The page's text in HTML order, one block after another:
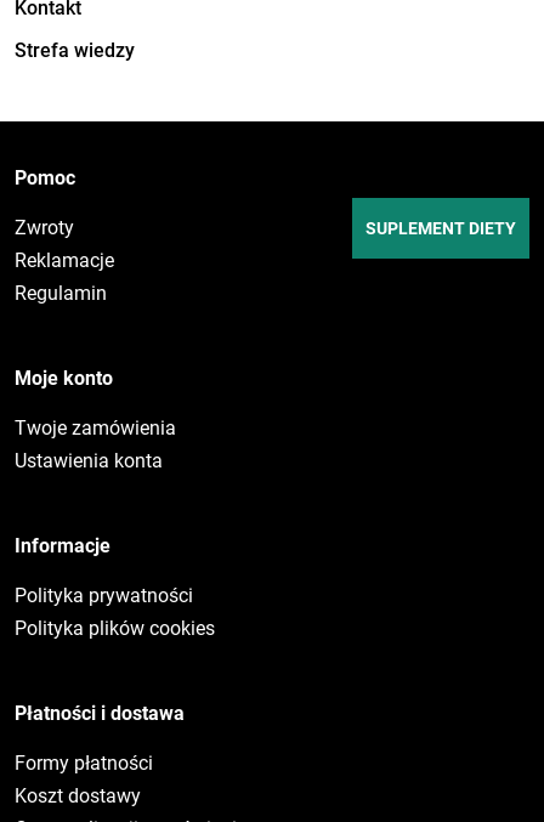
Kontakt
Strefa wiedzy
SUPLEMENT DIETY
Pomoc
Zwroty
Reklamacje
Regulamin
Moje konto
Twoje zamówienia
Ustawienia konta
Informacje
Polityka prywatności
Polityka plików cookies
Płatności i dostawa
Formy płatności
Koszt dostawy